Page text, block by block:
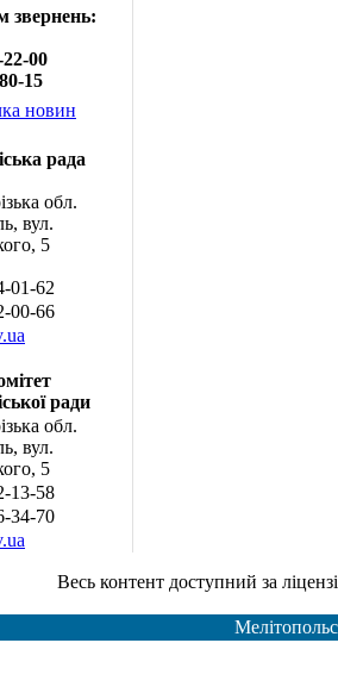
звернень:
00
15
новин
рада
обл.
вул.
5
01-62
00-66
ради
обл.
вул.
5
13-58
34-70
за ліцензією Creative